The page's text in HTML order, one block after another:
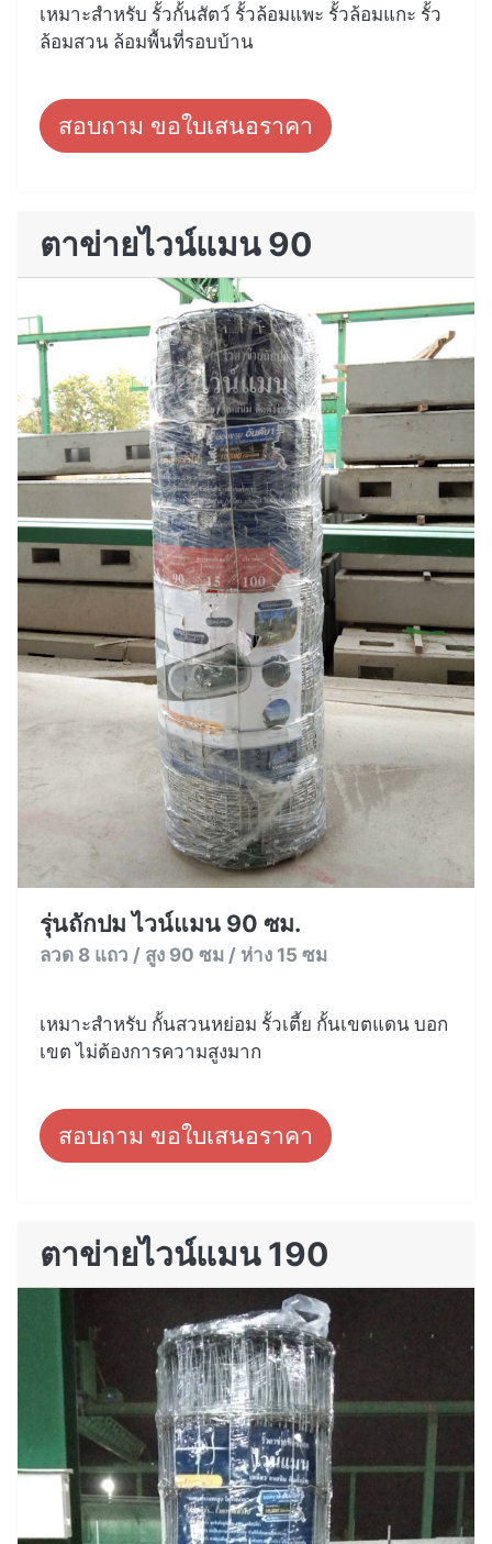
เหมาะสำหรับ รั้วกั้นสัตว์ รั้วล้อมแพะ รั้วล้อมแกะ รั้ว
ล้อมสวน ล้อมพื้นที่รอบบ้าน
สอบถาม ขอใบเสนอราคา
ตาข่ายไวน์แมน 90
รุ่นถักปม ไวน์แมน 90 ซม.
ลวด 8 แถว / สูง 90 ซม / ห่าง 15 ซม
เหมาะสำหรับ กั้นสวนหย่อม รั้วเตี้ย กั้นเขตแดน บอก
เขต ไม่ต้องการความสูงมาก
สอบถาม ขอใบเสนอราคา
ตาข่ายไวน์แมน 190